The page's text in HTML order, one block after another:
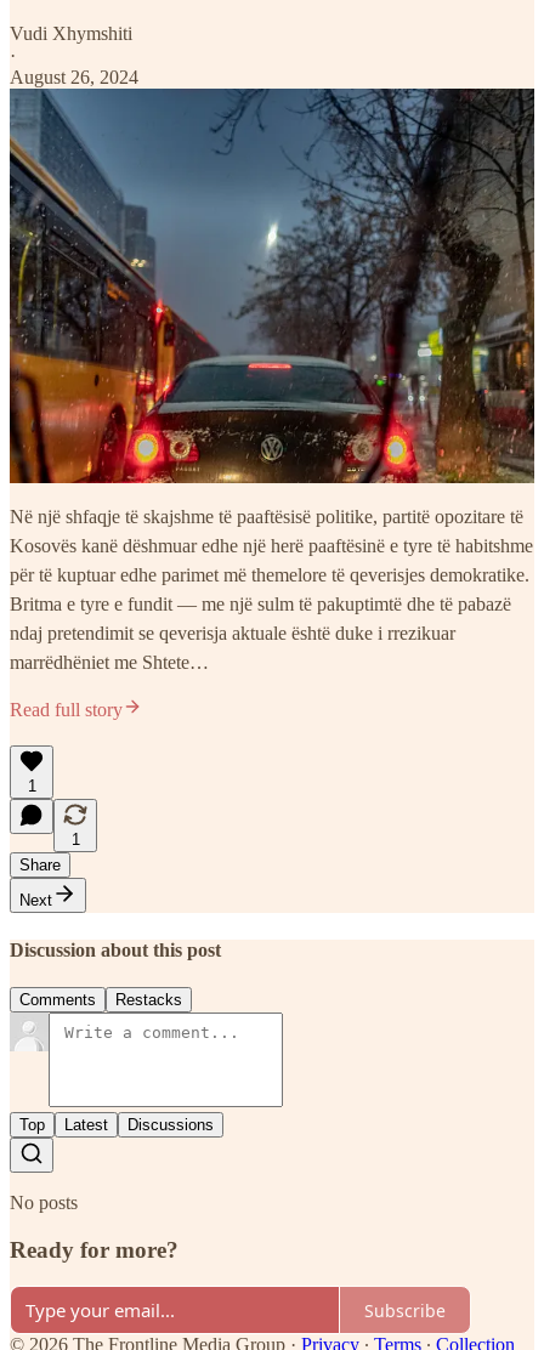
Vudi Xhymshiti
·
August 26, 2024
Në një shfaqje të skajshme të paaftësisë politike, partitë opozitare të
Kosovës kanë dëshmuar edhe një herë paaftësinë e tyre të habitshme
për të kuptuar edhe parimet më themelore të qeverisjes demokratike.
Britma e tyre e fundit — me një sulm të pakuptimtë dhe të pabazë
ndaj pretendimit se qeverisja aktuale është duke i rrezikuar
marrëdhëniet me Shtete…
Read full story
1
1
Share
Next
Discussion about this post
Comments Restacks
Top Latest Discussions
No posts
Ready for more?
Subscribe
© 2026 The Frontline Media Group · Privacy ∙ Terms ∙ Collection